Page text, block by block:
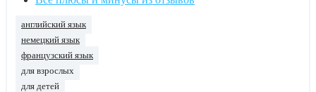
английский язык
немецкий язык
французский язык
для взрослых
для детей